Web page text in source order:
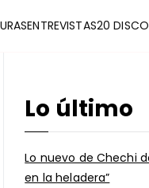
ENTREVISTAS20
Lo último
Lo nuevo de Chechi
en la heladera”